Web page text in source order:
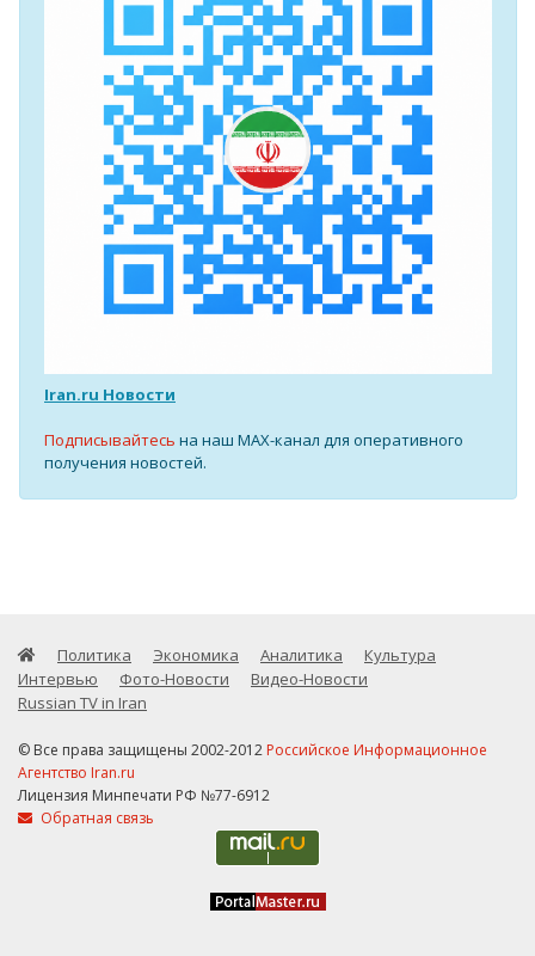
Iran.ru Новости
Подписывайтесь на наш MAX-канал для оперативного
получения новостей.
Политика Экономика Аналитика
Культура
Интервью
Фото-Новости
Видео-Новости
Russian TV in Iran
© Все права защищены 2002-2012 Российское Информационное
Агентство Iran.ru
Лицензия Минпечати РФ №77-6912
Обратная связь